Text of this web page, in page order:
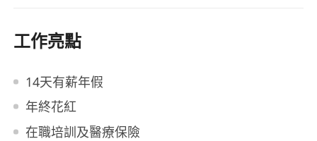
工作亮點
14天有薪年假
年終花紅
在職培訓及醫療保險